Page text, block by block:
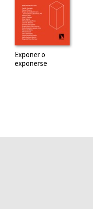
Exponer o
exponerse